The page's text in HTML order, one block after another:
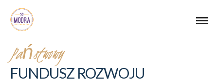
Państwowy
FUNDUSZ ROZWOJU